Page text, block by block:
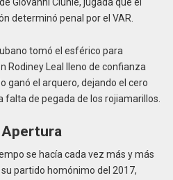
Giovanni Clunie, jugada que el
determinó penal por el VAR.
tomó el esférico para
Rodiney Leal lleno de confianza
ganó el arquero, dejando el cero
de pegada de los rojiamarillos.
Apertura
se hacía cada vez más y más
partido homónimo del 2017,